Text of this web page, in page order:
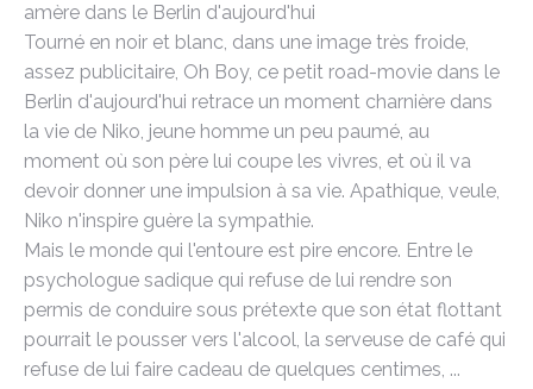
amère dans le Berlin d'aujourd'hui
Tourné en noir et blanc, dans une image très froide,
assez publicitaire, Oh Boy, ce petit road-movie dans le
Berlin d'aujourd'hui retrace un moment charnière dans
la vie de Niko, jeune homme un peu paumé, au
moment où son père lui coupe les vivres, et où il va
devoir donner une impulsion à sa vie. Apathique, veule,
Niko n'inspire guère la sympathie.
Mais le monde qui l'entoure est pire encore. Entre le
psychologue sadique qui refuse de lui rendre son
permis de conduire sous prétexte que son état flottant
pourrait le pousser vers l'alcool, la serveuse de café qui
refuse de lui faire cadeau de quelques centimes, ...